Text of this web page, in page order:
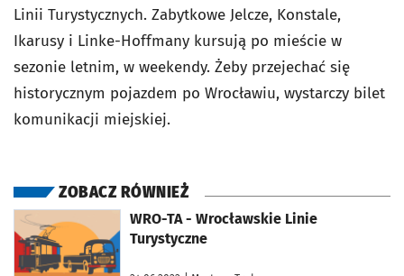
Linii Turystycznych. Zabytkowe Jelcze, Konstale,
Ikarusy i Linke-Hoffmany kursują po mieście w
sezonie letnim, w weekendy. Żeby przejechać się
historycznym pojazdem po Wrocławiu, wystarczy bilet
komunikacji miejskiej.
ZOBACZ RÓWNIEŻ
WRO-TA - Wrocławskie Linie
Turystyczne
otworzy się w nowej karcie